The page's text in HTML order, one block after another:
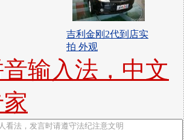
吉利金刚2代到店实
拍 外观
输入法，中文